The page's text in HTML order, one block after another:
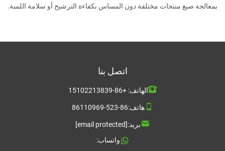
بمعالجة صيغ منتجات مختلفة دون المساس بكفاءة الترشيح أو سلامة اللمبة.
اتصل بنا
الهاتف:+86-15102213839
هاتف:86-523-86110969
بريد:[email protected]
واتساب: